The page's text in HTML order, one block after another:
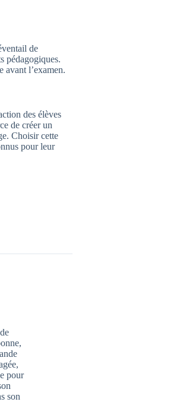
de
pédagogiques.
avant l’examen.
des élèves
de créer un
Choisir cette
pour leur
pour
son